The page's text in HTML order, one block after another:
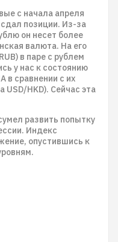
с начала апреля
позиции. Из-за
он несет более
валюта. На его
в паре с рублем
у нас к состоянию
в сравнении с их
HKD). Сейчас эта
развить попытку
Индекс
опустившись к